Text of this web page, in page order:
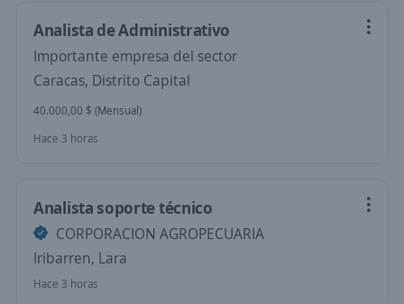
Analista de Administrativo
Importante empresa del sector
Caracas, Distrito Capital
40.000,00 $ (Mensual)
Hace 3 horas
Analista soporte técnico
CORPORACION AGROPECUARIA
Iribarren, Lara
Hace 3 horas